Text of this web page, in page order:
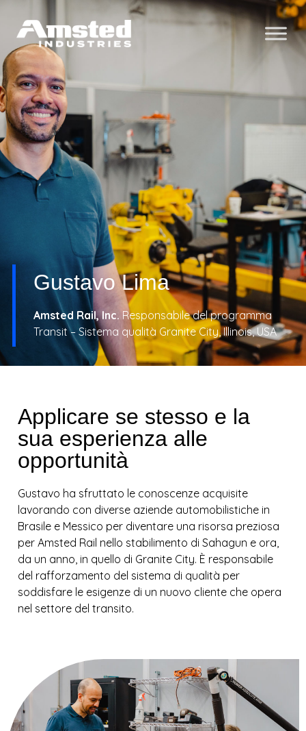
Gustavo Lima
Amsted Rail, Inc. Responsabile del programma
Transit – Sistema qualità Granite City, Illinois, USA
Applicare se stesso e la
sua esperienza alle
opportunità
Gustavo ha sfruttato le conoscenze acquisite
lavorando con diverse aziende automobilistiche in
Brasile e Messico per diventare una risorsa preziosa
per Amsted Rail nello stabilimento di Sahagun e ora,
da un anno, in quello di Granite City. È responsabile
del rafforzamento del sistema di qualità per
soddisfare le esigenze di un nuovo cliente che opera
nel settore del transito.